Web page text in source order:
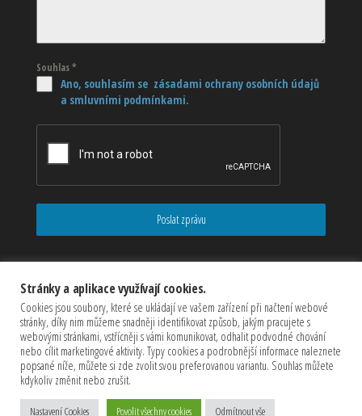
Souhlas*
Ano, souhlasím se zásadami ochrany osobních údajů
a smluvními podmínkami.
Poslat zprávu
Stránky a aplikace využívají cookies.
Cookies jsou soubory, které se ukládají ve vašem zařízení při načtení webové
stránky, díky nim můžeme snadněji identifikovat způsob, jakým pracujete s
webovými stránkami, vstřícněji s vámi komunikovat, odhalit podvodné chování
nebo cílit marketingové aktivity. Typy cookies a podrobnější informace naleznete
popsané níže, můžete si zde zvolit svou preferovanou variantu. Souhlas můžete
kdykoliv změnit nebo zrušit.
Nastavení Cookies Povolit všechny cookies Odmítnout vše